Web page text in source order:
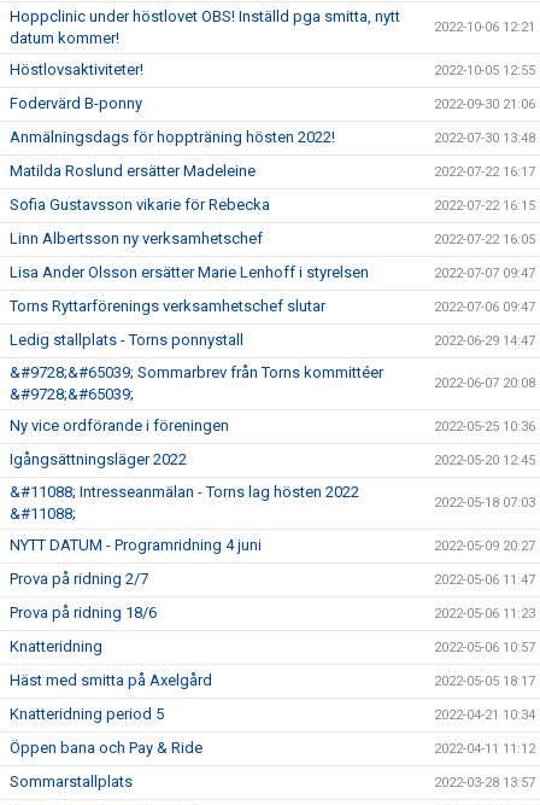
Hoppclinic under höstlovet OBS! Inställd pga smitta, nytt
datum kommer!
2022-10-06 12:21
Höstlovsaktiviteter! 2022-10-05 12:55
Fodervärd B-ponny 2022-09-30 21:06
Anmälningsdags för hoppträning hösten 2022! 2022-07-30 13:48
Matilda Roslund ersätter Madeleine 2022-07-22 16:17
Sofia Gustavsson vikarie för Rebecka 2022-07-22 16:15
Linn Albertsson ny verksamhetschef 2022-07-22 16:05
Lisa Ander Olsson ersätter Marie Lenhoff i styrelsen 2022-07-07 09:47
Torns Ryttarförenings verksamhetschef slutar 2022-07-06 09:47
Ledig stallplats - Torns ponnystall 2022-06-29 14:47
&#9728;&#65039; Sommarbrev från Torns kommittéer
&#9728;&#65039;
2022-06-07 20:08
Ny vice ordförande i föreningen 2022-05-25 10:36
Igångsättningsläger 2022 2022-05-20 12:45
&#11088; Intresseanmälan - Torns lag hösten 2022
&#11088;
2022-05-18 07:03
NYTT DATUM - Programridning 4 juni 2022-05-09 20:27
Prova på ridning 2/7 2022-05-06 11:47
Prova på ridning 18/6 2022-05-06 11:23
Knatteridning 2022-05-06 10:57
Häst med smitta på Axelgård 2022-05-05 18:17
Knatteridning period 5 2022-04-21 10:34
Öppen bana och Pay & Ride 2022-04-11 11:12
Sommarstallplats 2022-03-28 13:57